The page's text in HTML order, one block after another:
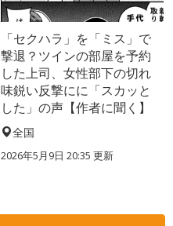
「セクハラ」を「ミス」で
撃退？ツインの部屋を予約
した上司、女性部下の切れ
味鋭い反撃にに「スカッと
した」の声【作者に聞く】
全国
2026年5月9日 20:35 更新